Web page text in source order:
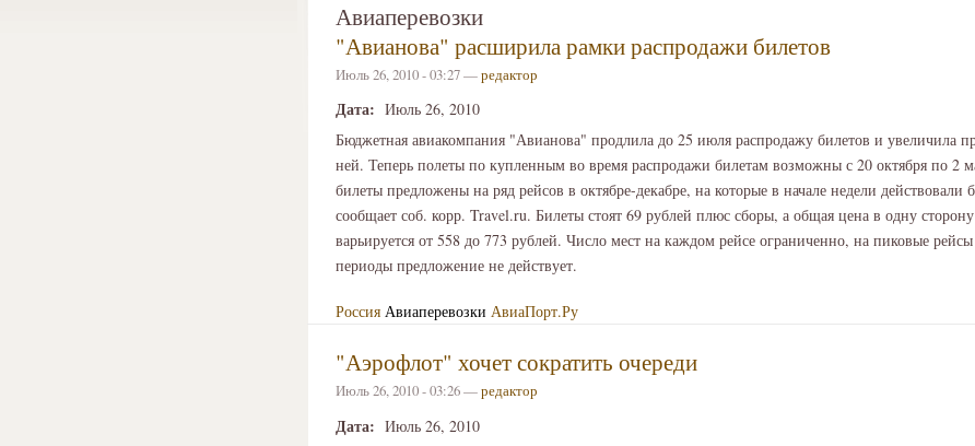
Авиаперевозки
"Авианова" расширила рамки распродажи билетов
Июль 26, 2010 - 03:27 —редактор
Дата: Июль 26, 2010
Бюджетная авиакомпания "Авианова" продлила до 25 июля распродажу билетов и увеличила
ней. Теперь полеты по купленным во время распродажи билетам возможны с 20 октября по 2
билеты предложены на ряд рейсов в октябре-декабре, на которые в начале недели действовали
сообщает соб. корр. Travel.ru. Билеты стоят 69 рублей плюс сборы, а общая цена в одну
варьируется от 558 до 773 рублей. Число мест на каждом рейсе ограниченно, на пиковые
периоды предложение не действует.
Россия Авиаперевозки АвиаПорт.Ру
"Аэрофлот" хочет сократить очереди
Июль 26, 2010 - 03:26 —редактор
Дата: Июль 26, 2010